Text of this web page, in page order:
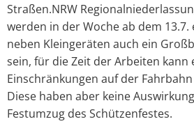
Straßen.NRW
werden in der Woche ab dem
neben Kleingeräten auch ein
sein, für die Zeit der Arbeiten kann
Einschränkungen auf der
Diese haben aber keine
Festumzug des Schützenfestes.